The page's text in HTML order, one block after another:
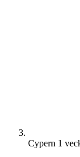
Cypern 1